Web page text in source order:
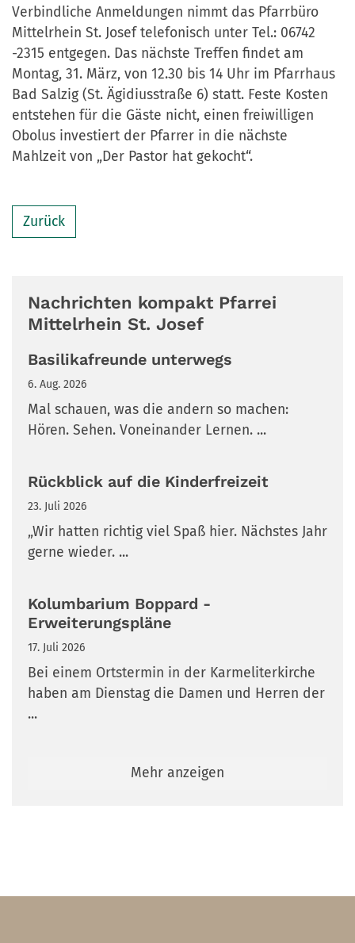
Verbindliche Anmeldungen nimmt das Pfarrbüro
Mittelrhein St. Josef telefonisch unter Tel.: 06742
-2315 entgegen. Das nächste Treffen findet am
Montag, 31. März, von 12.30 bis 14 Uhr im Pfarrhaus
Bad Salzig (St. Ägidiusstraße 6) statt. Feste Kosten
entstehen für die Gäste nicht, einen freiwilligen
Obolus investiert der Pfarrer in die nächste
Mahlzeit von „Der Pastor hat gekocht“.
Zurück
Nachrichten kompakt Pfarrei
Mittelrhein St. Josef
Basilikafreunde unterwegs
6. Aug. 2026
Mal schauen, was die andern so machen:
Hören. Sehen. Voneinander Lernen. ...
Rückblick auf die Kinderfreizeit
23. Juli 2026
„Wir hatten richtig viel Spaß hier. Nächstes Jahr
gerne wieder. ...
Kolumbarium Boppard -
Erweiterungspläne
17. Juli 2026
Bei einem Ortstermin in der Karmeliterkirche
haben am Dienstag die Damen und Herren der
...
Mehr anzeigen